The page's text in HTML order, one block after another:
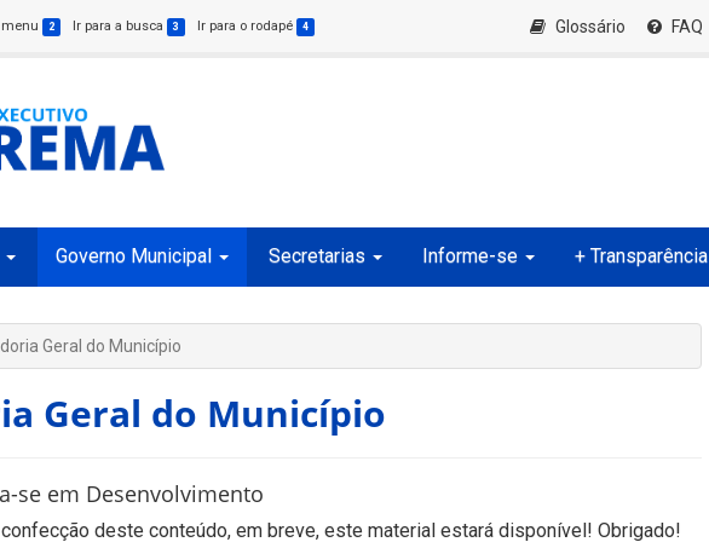
menu 2 Ir para a busca 3 Ir para o rodapé 4 Glossário FAQ
Governo Municipal Secretarias Informe-se + Transparência
Geral do Município
Geral do Município
se em Desenvolvimento
deste conteúdo, em breve, este material estará disponível! Obrigado!